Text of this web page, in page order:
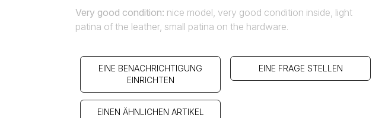
Very good condition: nice model, very good condition inside, light
patina of the leather, small patina on the hardware.
EINE BENACHRICHTIGUNG
EINRICHTEN
EINE FRAGE STELLEN
EINEN ÄHNLICHEN ARTIKEL